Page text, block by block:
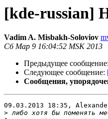
[kde-russian]
Vadim A. Misbakh-Soloviov
Сб Мар 9 16:04:52 MSK 2013
Предыдущее сообщение:
Следующее сообщение:
Сообщения,
09.03.2013 18:35,
>